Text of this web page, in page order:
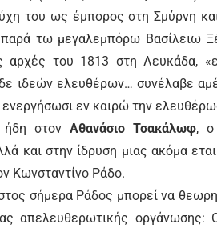
του ως έμπορος στη Σμύρνη
τω μεγαλεμπόρω Βασίλειω
αρχές του 1813 στη Λευκάδα,
ιδεών ελευθέρων… συνέλαβε
ενεργήσωσι εν καιρώ την
ήδη στον Αθανάσιο Τσακάλωφ, ο
και στην ίδρυση μιας ακόμα
Κωνσταντίνο Ράδο.
σήμερα Ράδος μπορεί να
απελευθερωτικής